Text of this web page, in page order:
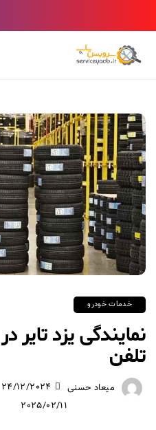
خدمات خودرو
نمایندگی یزد تایر
تلفن
میعاد حسنی 24/12/2024
2025/02/11